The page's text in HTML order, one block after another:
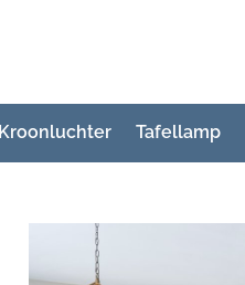
Kroonluchter Tafellamp